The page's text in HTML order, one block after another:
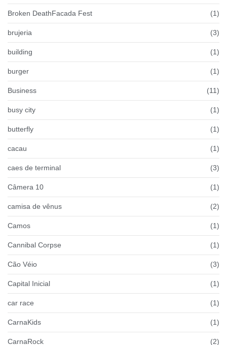
Broken DeathFacada Fest (1)
brujeria (3)
building (1)
burger (1)
Business (11)
busy city (1)
butterfly (1)
cacau (1)
caes de terminal (3)
Câmera 10 (1)
camisa de vênus (2)
Camos (1)
Cannibal Corpse (1)
Cão Véio (3)
Capital Inicial (1)
car race (1)
CarnaKids (1)
CarnaRock (2)